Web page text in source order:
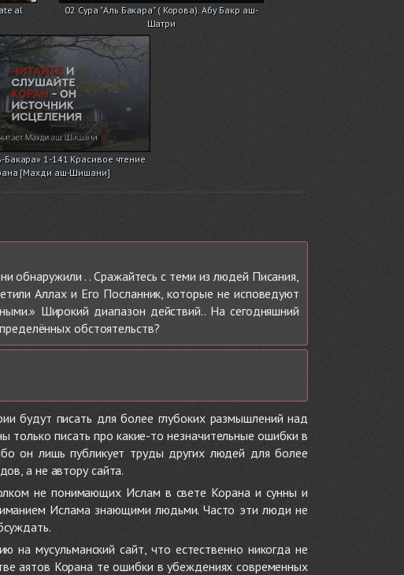
al
02 Сура "Аль Бакара" ( Корова). Абу Бакр аш-
Шатри
Бакара» 1-141 Красивое чтение
[Махди аш-Шишани]
обнаружили . . Сражайтесь с теми из людей Писания,
Аллах и Его Посланник, которые не исповедуют
Широкий диапазон действий.. На сегодняшний
обстоятельств?
будут писать для более глубоких размышлений над
только писать про какие-то незначительные ошибки в
он лишь публикует труды других людей для более
а не автору сайта.
не понимающих Ислам в свете Корана и сунны и
Ислама знающими людьми. Часто эти люди не
мусульманский сайт, что естественно никогда не
аятов Корана те ошибки в убеждениях современных